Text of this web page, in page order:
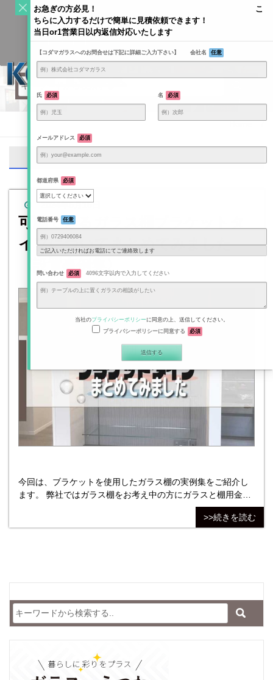
KODAMAGLASS公式ブログ | ガラス情報発信メディア
Home /
支柱
2024年5月15日
可動できるガラス棚ブラケットタ
イプについてまとめてみました
〈設置事例集〉
今回は、ブラケットを使用したガラス棚の実例集をご紹介し
ます。 弊社ではガラス棚をお考え中の方にガラスと棚用金具
をセットで販売しております。 リビングや洗面所など様々な
お部屋の壁面に後付けで設置できます。 本記事では、ガラス
>>続きを読む
お急ぎの方必見！ こ
ちらに入力するだけで簡単に見積依頼できます！
当日or1営業日以内返信対応いたします
【コダマガラスへのお問合せは下記に詳細ご入力下さい】 会社名 任意
氏 必須 名 必須
メールアドレス 必須
都道府県 必須
電話番号 任意
ご記入いただければお電話にてご連絡致します
問い合わせ 必須 4096文字以内で入力してください
当社のプライバシーポリシーに同意の上、送信してください。
プライバシーポリシーに同意する
必須